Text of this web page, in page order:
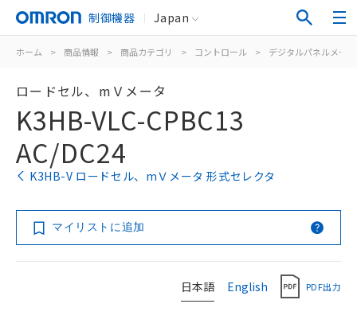
制御機器 Japan
ホーム > 商品情報 > 商品カテゴリ > コントロール > デジタルパネルメータ
ロードセル、mＶメータ
K3HB-VLC-CPBC13
AC/DC24
K3HB-V ロードセル、mＶメータ 形式セレクタ
マイリストに追加
日本語 English PDF出力